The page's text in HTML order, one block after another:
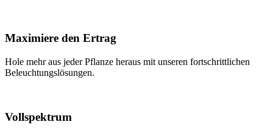
Maximiere den Ertrag
Hole mehr aus jeder Pflanze heraus mit unseren fortschrittlichen
Beleuchtungslösungen.
Vollspektrum